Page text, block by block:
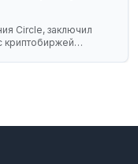
Circle, заключил
криптобиржей…